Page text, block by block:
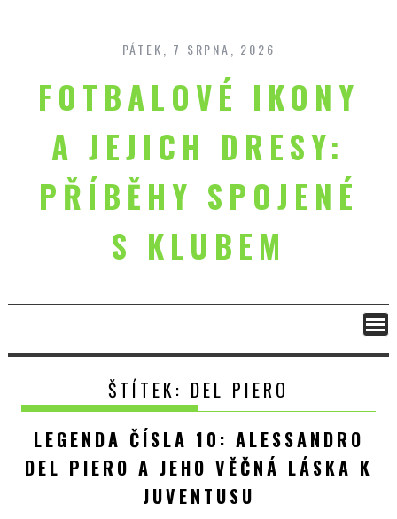
content
PÁTEK, 7 SRPNA, 2026
FOTBALOVÉ IKONY
A JEJICH DRESY:
PŘÍBĚHY SPOJENÉ
S KLUBEM
ŠTÍTEK: DEL PIERO
LEGENDA ČÍSLA 10: ALESSANDRO
DEL PIERO A JEHO VĚČNÁ LÁSKA K
JUVENTUSU